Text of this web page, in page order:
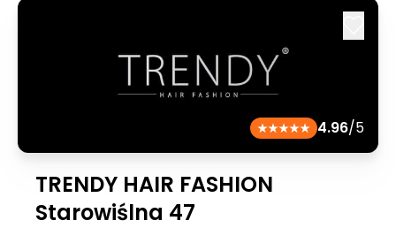
4.96/5
TRENDY HAIR FASHION
Starowiślna 47